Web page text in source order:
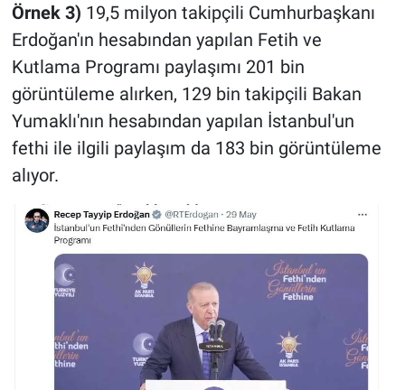
Örnek 3) 19,5 milyon takipçili Cumhurbaşkanı
Erdoğan'ın hesabından yapılan Fetih ve
Kutlama Programı paylaşımı 201 bin
görüntüleme alırken, 129 bin takipçili Bakan
Yumaklı'nın hesabından yapılan İstanbul'un
fethi ile ilgili paylaşım da 183 bin görüntüleme
alıyor.